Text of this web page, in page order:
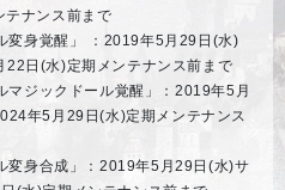
ナンス前まで
変身覚醒」 ：2019年5月29日(水)
日(水)定期メンテナンス前まで
マジックドール覚醒」：2019年5月
年5月29日(水)定期メンテナンス
変身合成」：2019年5月29日(水)サ